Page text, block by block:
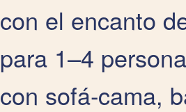
con el encanto
para 1–4
con sofá‑cama,